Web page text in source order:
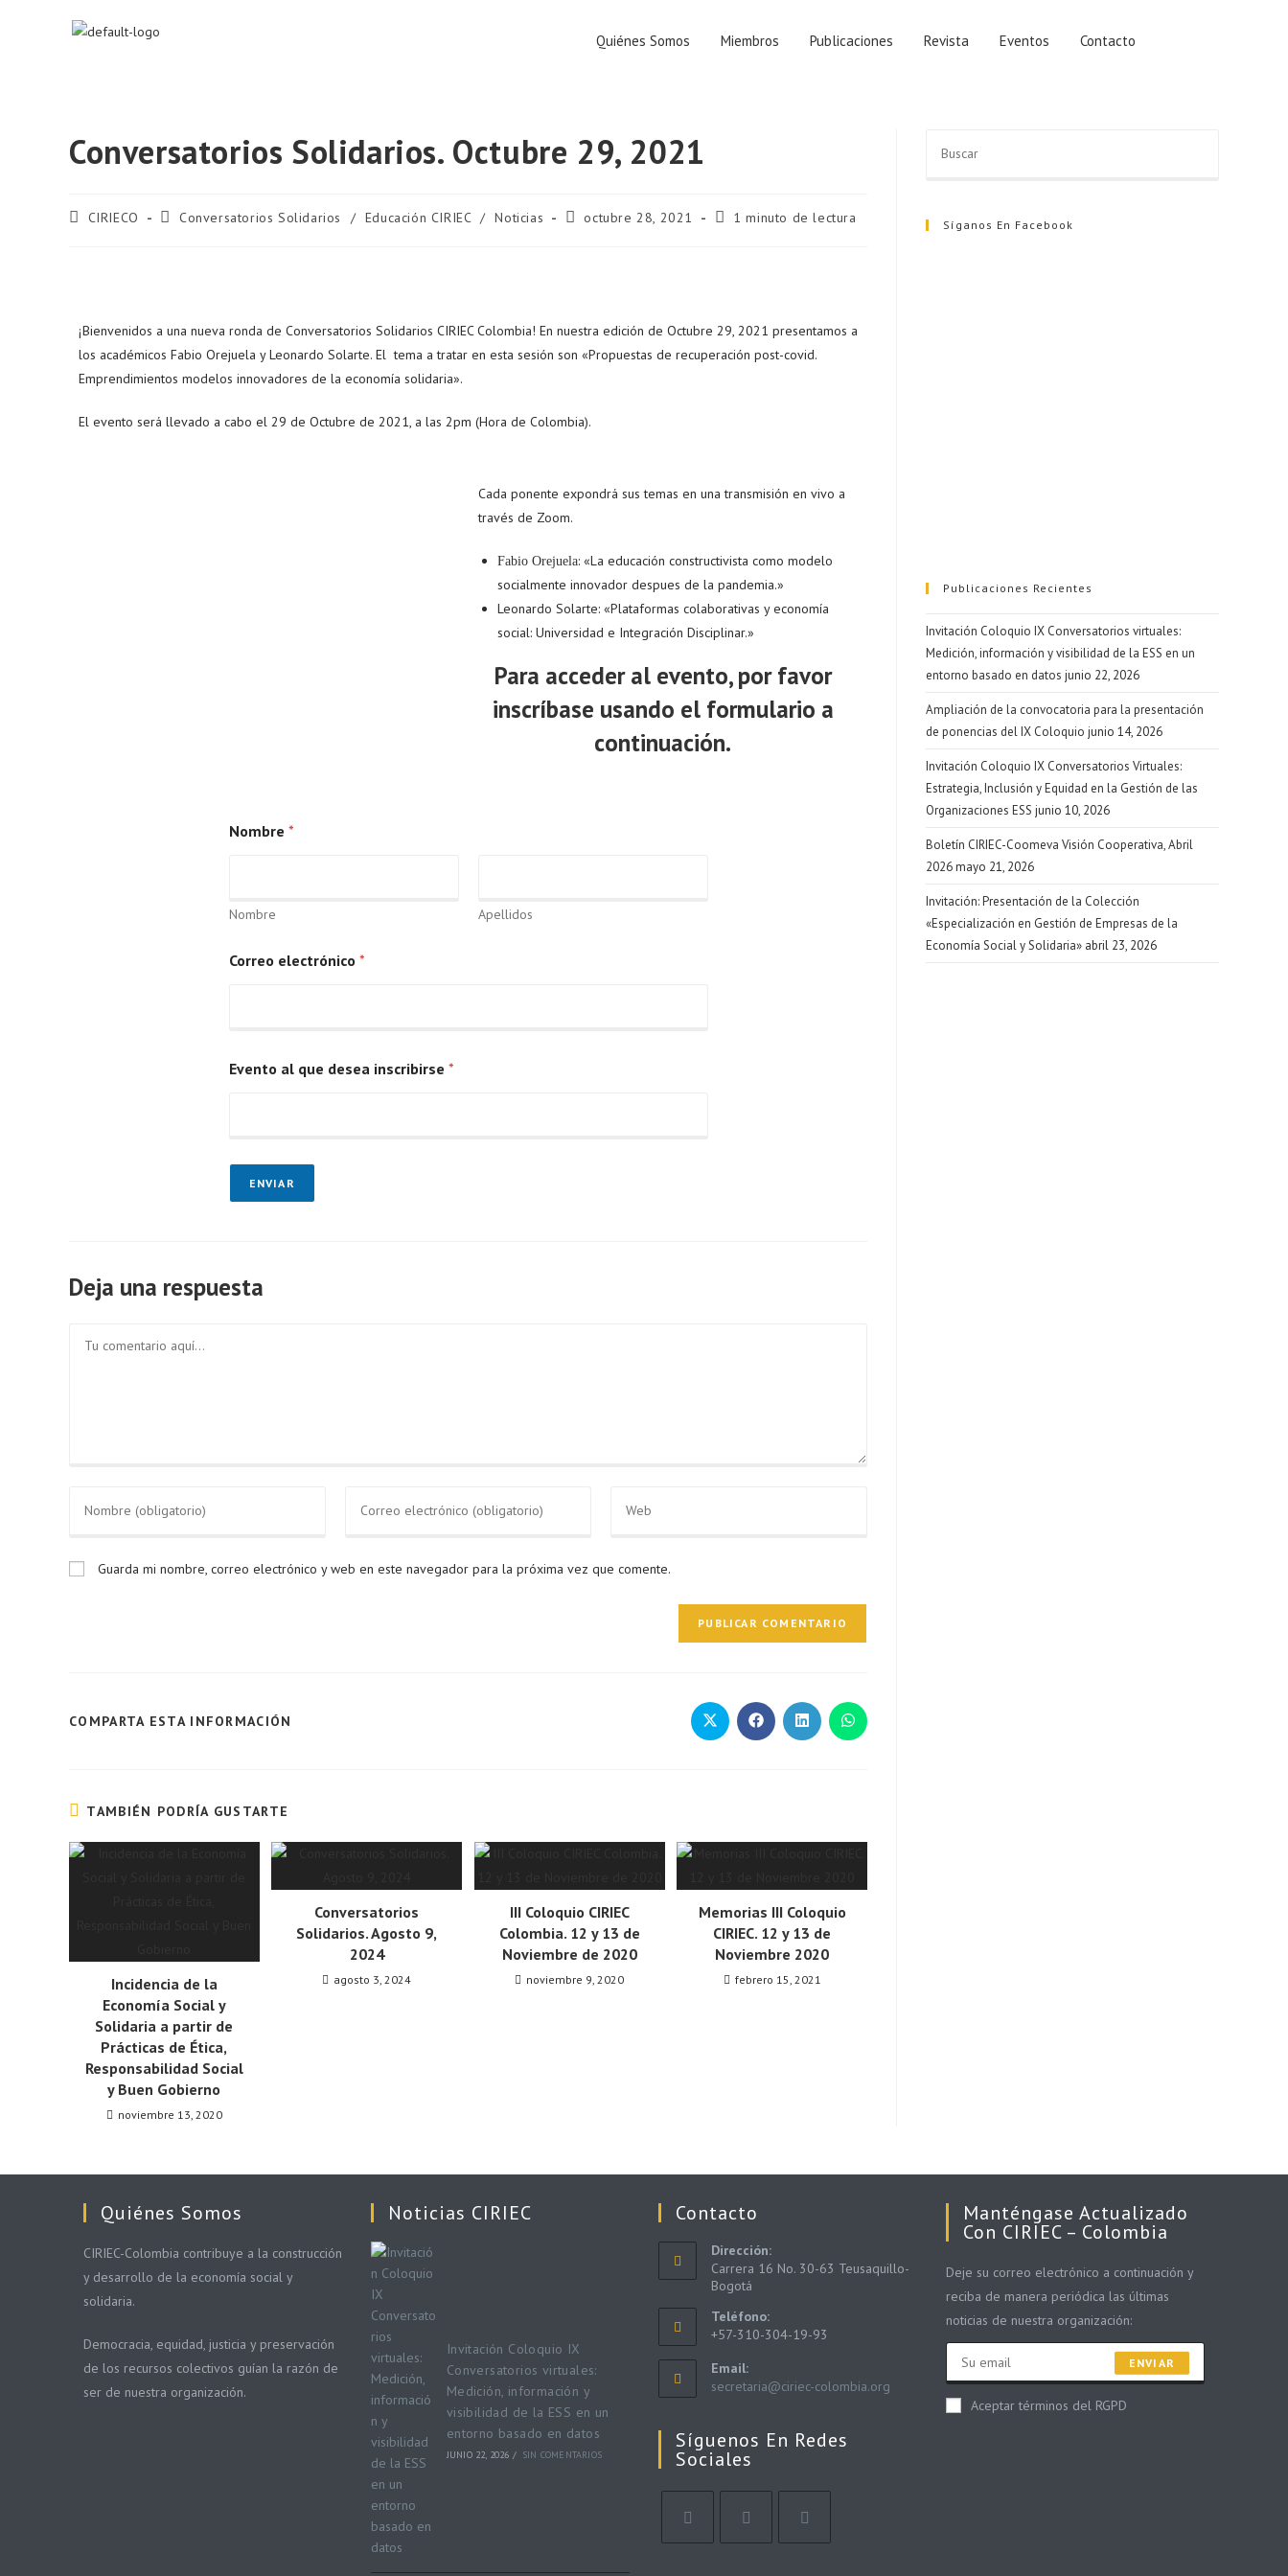
Quiénes Somos Miembros Publicaciones Revista Eventos Contacto
Conversatorios Solidarios. Octubre 29, 2021
CIRIECO Conversatorios Solidarios / Educación CIRIEC / Noticias octubre 28, 2021 1 minuto de lectura
¡Bienvenidos a una nueva ronda de Conversatorios Solidarios CIRIEC Colombia! En nuestra edición de Octubre 29, 2021 presentamos a
los académicos Fabio Orejuela y Leonardo Solarte. El tema a tratar en esta sesión son «Propuestas de recuperación post-covid.
Emprendimientos modelos innovadores de la economía solidaria».
El evento será llevado a cabo el 29 de Octubre de 2021, a las 2pm (Hora de Colombia).
Cada ponente expondrá sus temas en una transmisión en vivo a
través de Zoom.
Fabio Orejuela: «La educación constructivista como modelo
socialmente innovador despues de la pandemia.»
Leonardo Solarte: «Plataformas colaborativas y economía
social: Universidad e Integración Disciplinar.»
Para acceder al evento, por favor
inscríbase usando el formulario a
continuación.
Nombre *
Nombre Apellidos
Correo electrónico *
Evento al que desea inscribirse *
ENVIAR
Deja una respuesta
Guarda mi nombre, correo electrónico y web en este navegador para la próxima vez que comente.
COMPARTA ESTA INFORMACIÓN
TAMBIÉN PODRÍA GUSTARTE
Incidencia de la
Economía Social y
Solidaria a partir de
Prácticas de Ética,
Responsabilidad Social
y Buen Gobierno
noviembre 13, 2020
Conversatorios
Solidarios. Agosto 9,
2024
agosto 3, 2024
III Coloquio CIRIEC
Colombia. 12 y 13 de
Noviembre de 2020
noviembre 9, 2020
Memorias III Coloquio
CIRIEC. 12 y 13 de
Noviembre 2020
febrero 15, 2021
Síganos En Facebook
Publicaciones Recientes
Invitación Coloquio IX Conversatorios virtuales:
Medición, información y visibilidad de la ESS en un
entorno basado en datos junio 22, 2026
Ampliación de la convocatoria para la presentación
de ponencias del IX Coloquio junio 14, 2026
Invitación Coloquio IX Conversatorios Virtuales:
Estrategia, Inclusión y Equidad en la Gestión de las
Organizaciones ESS junio 10, 2026
Boletín CIRIEC-Coomeva Visión Cooperativa, Abril
2026mayo 21, 2026
Invitación: Presentación de la Colección
«Especialización en Gestión de Empresas de la
Economía Social y Solidaria» abril 23, 2026
Quiénes Somos
CIRIEC-Colombia contribuye a la construcción
y desarrollo de la economía social y
solidaria.
Democracia, equidad, justicia y preservación
de los recursos colectivos guían la razón de
ser de nuestra organización.
Noticias CIRIEC
Invitación Coloquio IX
Conversatorios virtuales:
Medición, información y
visibilidad de la ESS en un
entorno basado en datos
JUNIO 22, 2026 / SIN COMENTARIOS
Contacto
Dirección:
Carrera 16 No. 30-63 Teusaquillo-
Bogotá
Teléfono:
+57-310-304-19-93
Email:
secretaria@ciriec-colombia.org
Síguenos En Redes
Sociales
Manténgase Actualizado
Con CIRIEC – Colombia
Deje su correo electrónico a continuación y
reciba de manera periódica las últimas
noticias de nuestra organización:
ENVIAR
Aceptar términos del RGPD